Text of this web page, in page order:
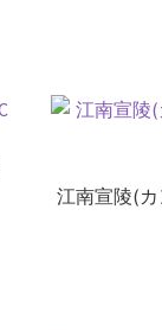
江南宣陵(